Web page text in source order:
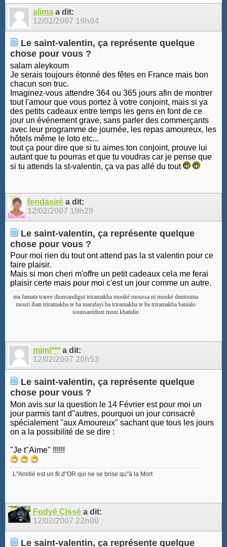
10 12
alima a dit:
12/02/2007 19h04
Le saint-valentin, ça représente quelque
chose pour vous ?
salam aleykoum
Je serais toujours étonné des fêtes en France mais bon
chacun son truc.
Imaginez-vous attendre 364 ou 365 jours afin de montrer
tout l'amour que vous portez à votre conjoint, mais si ya
des petits cadeaux entre temps les gens en font de ce
jour un événement grave, sans parler des commerçants
avec leur programme de journée, les repas amoureux, les
hôtels même le loto etc...
tout ça pour dire que si tu aimes ton conjoint, prouve lui
autant que tu pourras et que tu voudras car je pense que
si tu attends la st-valentin, ça va pas allé du tout
fendasiré a dit:
12/02/2007 19h29
Le saint-valentin, ça représente quelque
chose pour vous ?
Pour moi rien du tout ont attend pas la st valentin pour ce
faire plaisir.
Mais si mon cheri m'offre un petit cadeaux cela me ferai
plaisir certe mais pour moi c'est un jour comme un autre.
ma famata traore dionsandigui triramakha mouké moussa ni mouké dantouma
mouri iban triramakha te ba marafayi ba triramakha te ba triramakha banialo
sounsarédion moni khatidio
mimi*** a dit:
12/02/2007 20h53
Le saint-valentin, ça représente quelque
chose pour vous ?
Mon avis sur la question le 14 Février est pour moi un
jour parmis tant d"autres, pourquoi un jour consacré
spécialement "aux Amoureux" sachant que tous les jours
on a la possibilité de se dire :
"Je t"Aime" !!!!!!
L"Amitié est un fil d"OR qui ne se brise qu"à la Mort
Fodyé Cissé a dit:
12/02/2007 22h00
Le saint-valentin, ça représente quelque